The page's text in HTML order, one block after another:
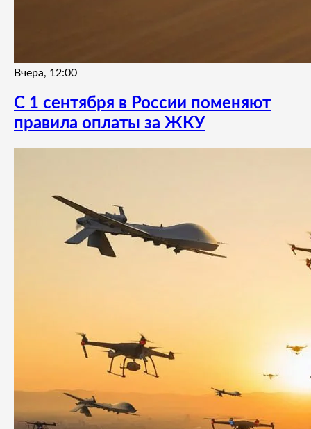
Вчера, 12:00
С 1 сентября в России поменяют
правила оплаты за ЖКУ